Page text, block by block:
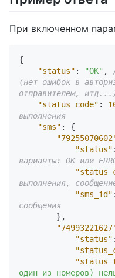
При включенном
{
"status" : "OK" ,
(нет ошибок в
отправителем,
"status_code" :
выполнения
"sms" :
{
"status" :
варианты: OK или
выполнения,
"sms_id" :
сообщения
} ,
"status" :
один из номеров)